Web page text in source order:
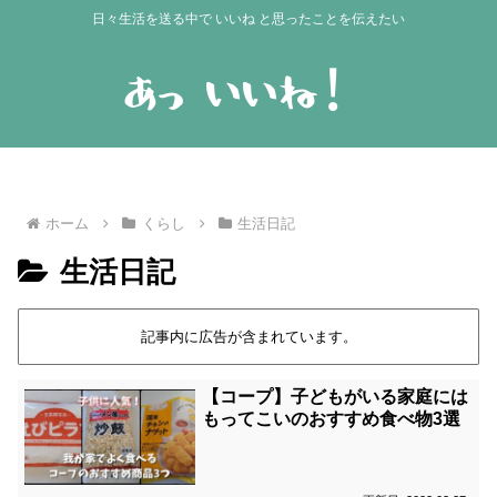
日々生活を送る中で いいね と思ったことを伝えたい
ホーム くらし 生活日記
生活日記
記事内に広告が含まれています。
【コープ】子どもがいる家庭には
もってこいのおすすめ食べ物3選